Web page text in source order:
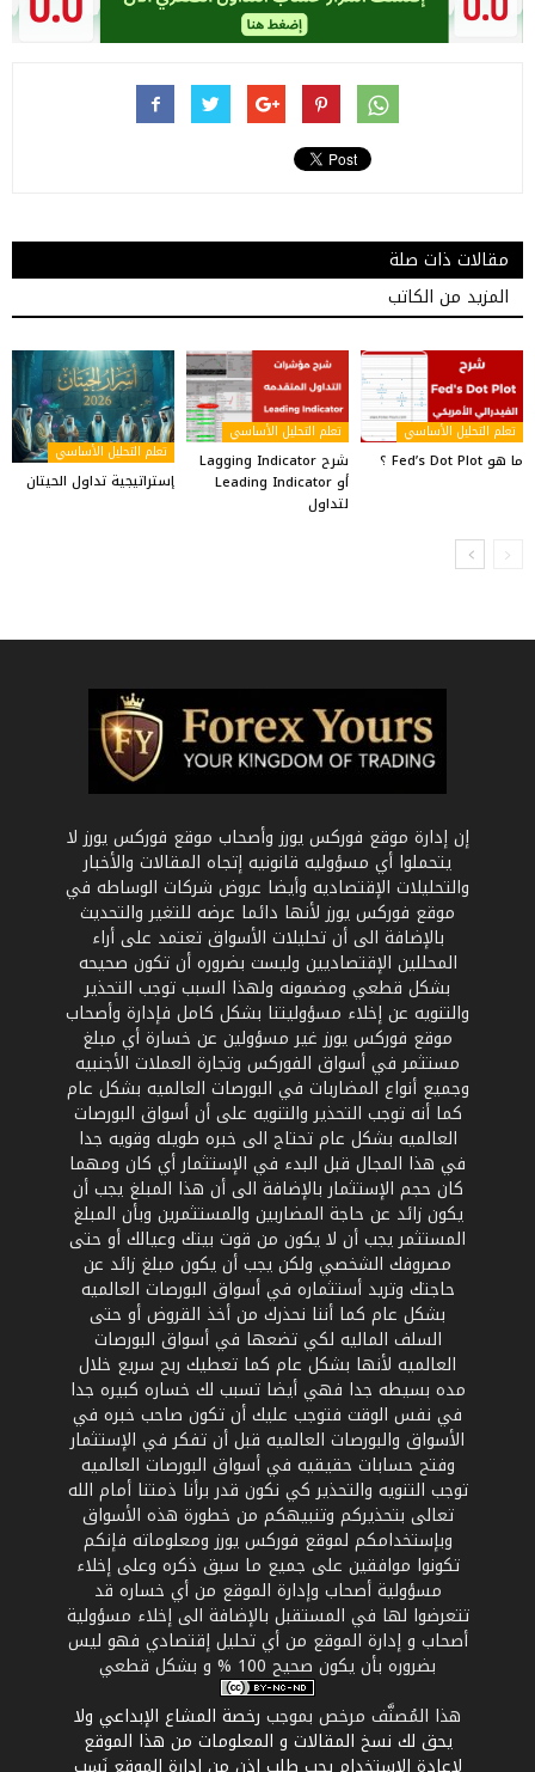
مقالات ذات صلة
المزيد من الكاتب
تعلم التحليل الأساسي
إستراتيجية تداول الحيتان
تعلم التحليل الأساسي
شرح Lagging Indicator
أو Leading Indicator
لتداول
تعلم التحليل الأساسي
ما هو Fed’s Dot Plot ؟
إن إدارة موقع فوركس يورز وأصحاب موقع فوركس يورز لا
يتحملوا أي مسؤوليه قانونيه إتجاه المقالات والأخبار
والتحليلات الإقتصاديه وأيضا عروض شركات الوساطه في
موقع فوركس يورز لأنها دائما عرضه للتغير والتحديث
بالإضافة الى أن تحليلات الأسواق تعتمد على أراء
المحللين الإقتصاديين وليست بضروره أن تكون صحيحه
بشكل قطعي ومضمونه ولهذا السبب توجب التحذير
والتنويه عن إخلاء مسؤوليتنا بشكل كامل فإدارة وأصحاب
موقع فوركس يورز غير مسؤولين عن خسارة أي مبلغ
مستثمر في أسواق الفوركس وتجارة العملات الأجنبيه
وجميع أنواع المضاربات في البورصات العالميه بشكل عام
كما أنه توجب التحذير والتنويه على أن أسواق البورصات
العالميه بشكل عام تحتاج الى خبره طويله وقويه جدا
في هذا المجال قبل البدء في الإستثمار أي كان ومهما
كان حجم الإستثمار بالإضافة الى أن هذا المبلغ يجب أن
يكون زائد عن حاجة المضاربين والمستثمرين وبأن المبلغ
المستثمر يجب أن لا يكون من قوت بيتك وعيالك أو حتى
مصروفك الشخصي ولكن يجب أن يكون مبلغ زائد عن
حاجتك وتريد أستثماره في أسواق البورصات العالميه
بشكل عام كما أننا نحذرك من أخذ القروض أو حتى
السلف الماليه لكي تضعها في أسواق البورصات
العالميه لأنها بشكل عام كما تعطيك ربح سريع خلال
مده بسيطه جدا فهي أيضا تسبب لك خساره كبيره جدا
في نفس الوقت فتوجب عليك أن تكون صاحب خبره في
الأسواق والبورصات العالميه قبل أن تفكر في الإستثمار
وفتح حسابات حقيقيه في أسواق البورصات العالميه
توجب التنويه والتحذير كي نكون قدر برأنا ذمتنا أمام الله
تعالى بتحذيركم وتنبيهكم من خطورة هذه الأسواق
وبإستخدامكم لموقع فوركس يورز ومعلوماته فإنكم
تكونوا موافقين على جميع ما سبق ذكره وعلى إخلاء
مسؤولية أصحاب وإدارة الموقع من أي خساره قد
تتعرضوا لها في المستقبل بالإضافة الى إخلاء مسؤولية
أصحاب و إدارة الموقع من أي تحليل إقتصادي فهو ليس
بضروره بأن يكون صحيح 100 % و بشكل قطعي
هذا المُصنَّف مرخص بموجب رخصة المشاع الإبداعي ولا
يحق لك نسخ المقالات و المعلومات من هذا الموقع